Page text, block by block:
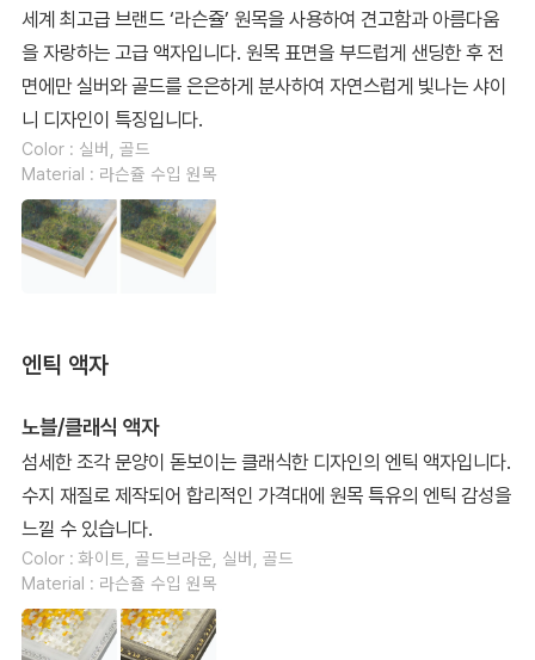
세계 최고급 브랜드 ‘라슨쥴’ 원목을 사용하여 견고함과 아름다움
을 자랑하는 고급 액자입니다. 원목 표면을 부드럽게 샌딩한 후 전
면에만 실버와 골드를 은은하게 분사하여 자연스럽게 빛나는 샤이
니 디자인이 특징입니다.
Color : 실버, 골드
Material : 라슨쥴 수입 원목
엔틱 액자
노블/클래식 액자
섬세한 조각 문양이 돋보이는 클래식한 디자인의 엔틱 액자입니다.
수지 재질로 제작되어 합리적인 가격대에 원목 특유의 엔틱 감성을
느낄 수 있습니다.
Color : 화이트, 골드브라운, 실버, 골드
Material : 라슨쥴 수입 원목